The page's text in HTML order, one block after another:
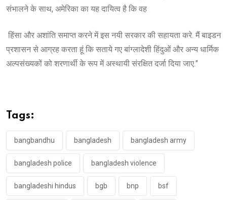
संभालने के साथ, अमेरिका का यह दायित्व है कि वह
हिंसा और अशांति समाप्त करने में इस नयी सरकार की सहायता करे. मैं बाइडन
प्रशासन से आग्रह करता हूं कि सताये गए बांग्लादेशी हिंदुओं और अन्य धार्मिक
अल्पसंख्यकों को शरणार्थी के रूप में अस्थायी संरक्षित दर्जा दिया जाए.”
Tags:
bangbandhu bangladesh bangladesh army
bangladesh police bangladesh violence
bangladeshi hindus bgb bnp bsf